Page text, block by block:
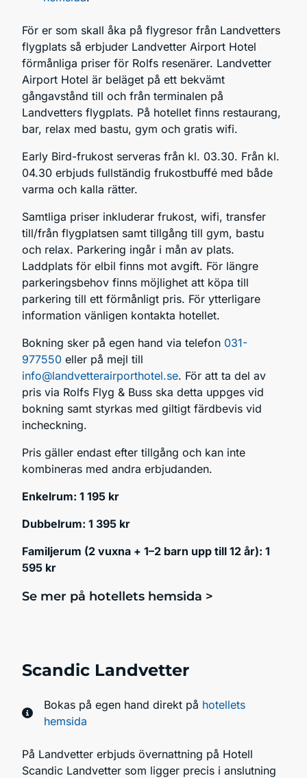
För er som skall åka på flygresor från Landvetters
flygplats så erbjuder Landvetter Airport Hotel
förmånliga priser för Rolfs resenärer. Landvetter
Airport Hotel är beläget på ett bekvämt
gångavstånd till och från terminalen på
Landvetters flygplats. På hotellet finns restaurang,
bar, relax med bastu, gym och gratis wifi.
Early Bird-frukost serveras från kl. 03.30. Från kl.
04.30 erbjuds fullständig frukostbuffé med både
varma och kalla rätter.
Samtliga priser inkluderar frukost, wifi, transfer
till/från flygplatsen samt tillgång till gym, bastu
och relax. Parkering ingår i mån av plats.
Laddplats för elbil finns mot avgift. För längre
parkeringsbehov finns möjlighet att köpa till
parkering till ett förmånligt pris. För ytterligare
information vänligen kontakta hotellet.
Bokning sker på egen hand via telefon 031-
977550 eller på mejl till
info@landvetterairporthotel.se. För att ta del av
pris via Rolfs Flyg & Buss ska detta uppges vid
bokning samt styrkas med giltigt färdbevis vid
incheckning.
Pris gäller endast efter tillgång och kan inte
kombineras med andra erbjudanden.
Enkelrum: 1 195 kr
Dubbelrum: 1 395 kr
Familjerum (2 vuxna + 1–2 barn upp till 12 år): 1
595 kr
Se mer på hotellets hemsida >
Scandic Landvetter
Bokas på egen hand direkt på hotellets
hemsida
På Landvetter erbjuds övernattning på Hotell
Scandic Landvetter som ligger precis i anslutning